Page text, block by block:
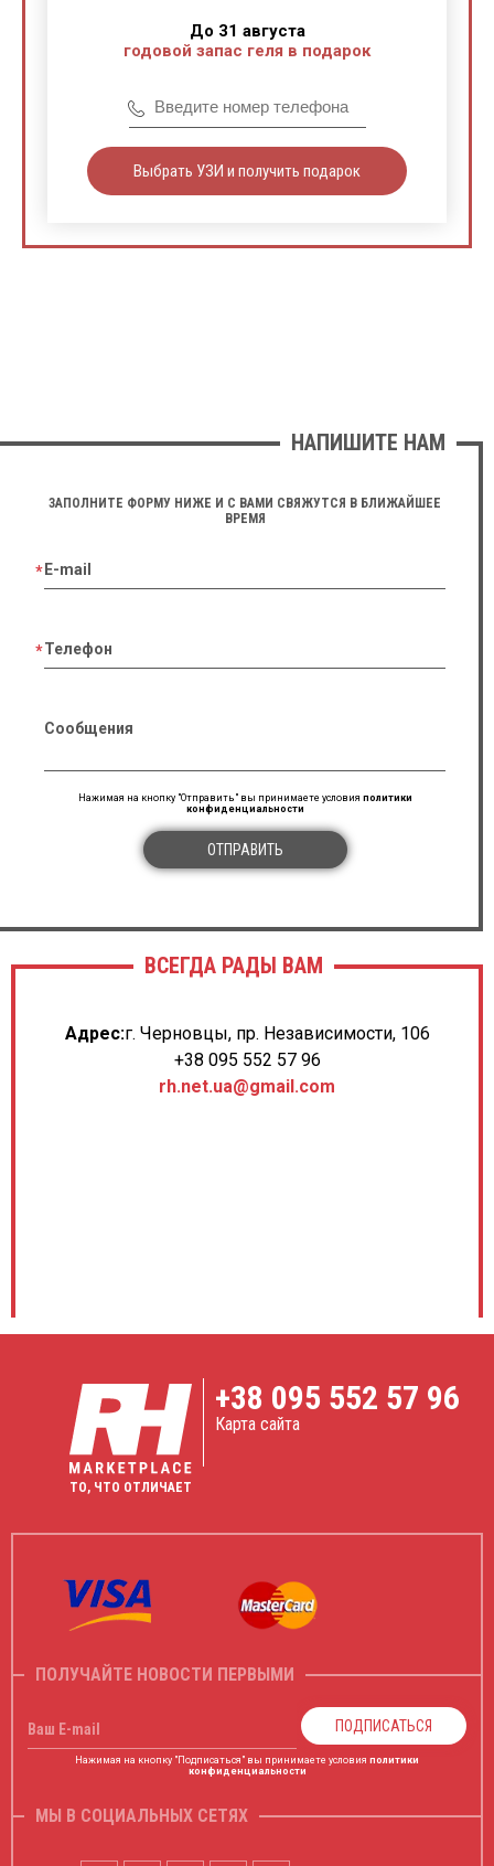
До 31 августа
годовой запас геля в подарок
Выбрать УЗИ и получить подарок
НАПИШИТЕ НАМ
ЗАПОЛНИТЕ ФОРМУ НИЖЕ И С ВАМИ СВЯЖУТСЯ В БЛИЖАЙШЕЕ
ВРЕМЯ
E-mail
Телефон
Сообщения
Нажимая на кнопку "Отправить" вы принимаете условия политики
конфиденциальности
ОТПРАВИТЬ
ВСЕГДА РАДЫ ВАМ
Адрес:г. Черновцы, пр. Независимости, 106
+38 095 552 57 96
rh.net.ua@gmail.com
ТО, ЧТО ОТЛИЧАЕТ
+38 095 552 57 96
Карта сайта
ПОЛУЧАЙТЕ НОВОСТИ ПЕРВЫМИ
Ваш E-mail ПОДПИСАТЬСЯ
Нажимая на кнопку "Подписаться" вы принимаете условия политики
конфиденциальности
МЫ В СОЦИАЛЬНЫХ СЕТЯХ